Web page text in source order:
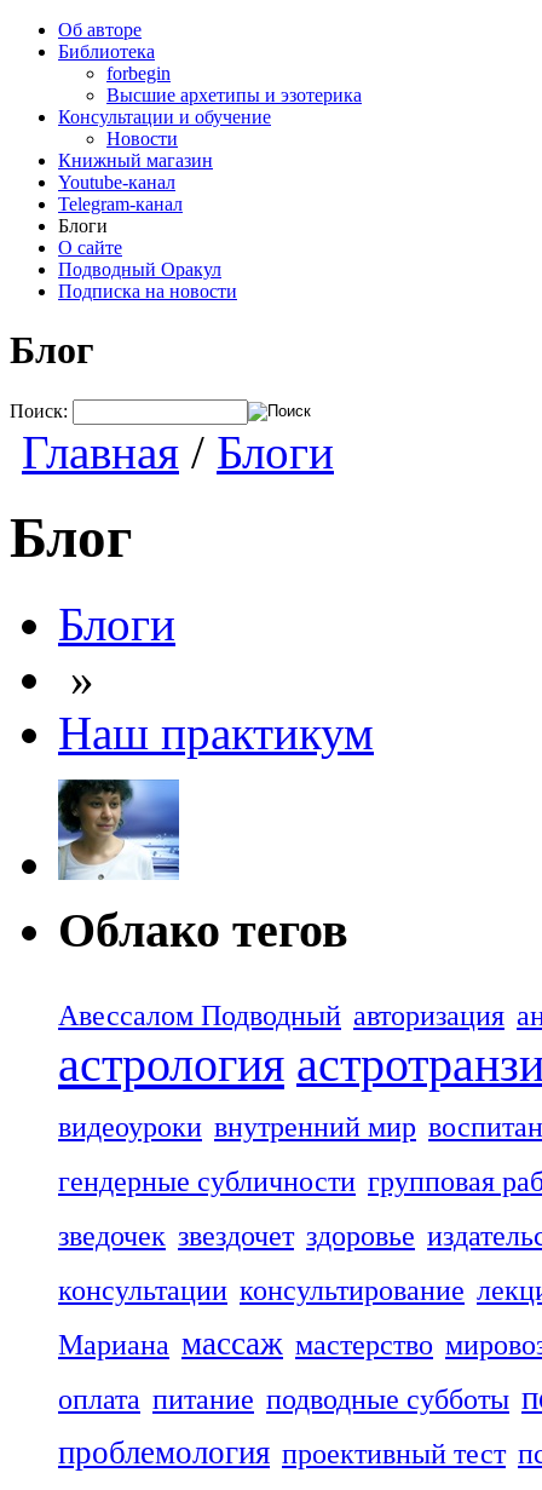
Об авторе
Библиотека
forbegin
Высшие архетипы и эзотерика
Консультации и обучение
Новости
Книжный магазин
Youtube-канал
Telegram-канал
Блоги
О сайте
Подводный Оракул
Подписка на новости
Блог
Поиск:
Главная / Блоги
Блог
Блоги
»
Наш практикум
Облако тегов
Авессалом Подводный авторизация
астрология
видеоуроки внутренний мир
гендерные субличности групповая
зведочек звездочет здоровье
консультации консультирование
Мариана массаж мастерство
оплата питание подводные субботы
проблемология проективный тест